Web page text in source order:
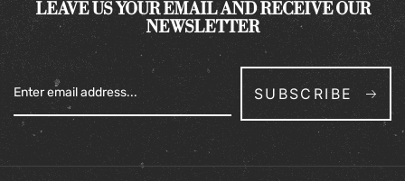
LEAVE US YOUR EMAIL AND RECEIVE OUR
NEWSLETTER
SUBSCRIBE